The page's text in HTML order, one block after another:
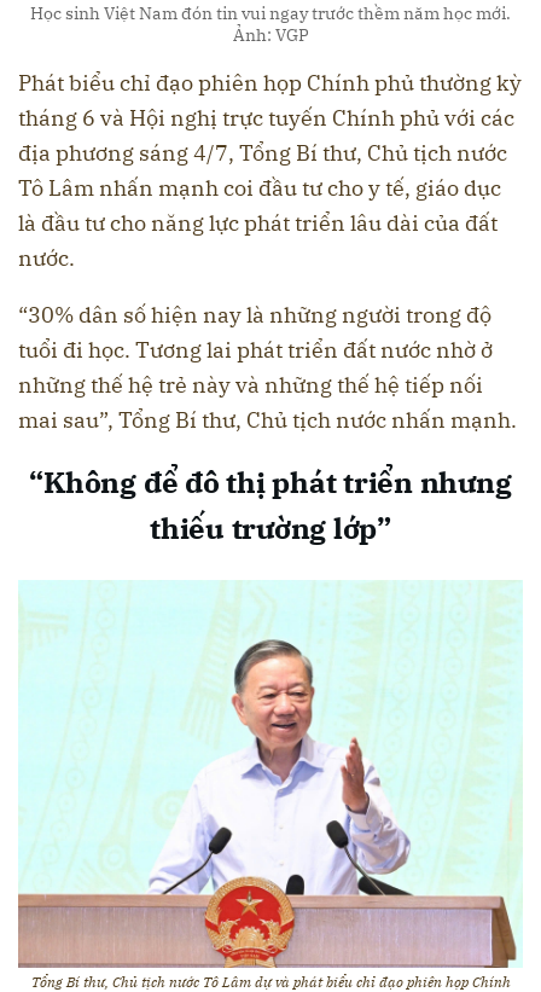
Học sinh Việt Nam đón tin vui ngay trước thềm năm học mới.
Ảnh: VGP
Phát biểu chỉ đạo phiên họp Chính phủ thường kỳ
tháng 6 và Hội nghị trực tuyến Chính phủ với các
địa phương sáng 4/7, Tổng Bí thư, Chủ tịch nước
Tô Lâm nhấn mạnh coi đầu tư cho y tế, giáo dục
là đầu tư cho năng lực phát triển lâu dài của đất
nước.
“30% dân số hiện nay là những người trong độ
tuổi đi học. Tương lai phát triển đất nước nhờ ở
những thế hệ trẻ này và những thế hệ tiếp nối
mai sau”, Tổng Bí thư, Chủ tịch nước nhấn mạnh.
“Không để đô thị phát triển nhưng
thiếu trường lớp”
Tổng Bí thư, Chủ tịch nước Tô Lâm dự và phát biểu chỉ đạo phiên họp Chính